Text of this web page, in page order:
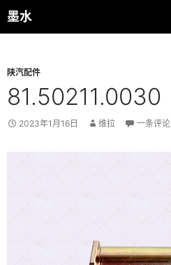
跳
至
墨水
搜
索
陕汽配件
81.50211.0030
2023年1月16日 维拉 一条评论